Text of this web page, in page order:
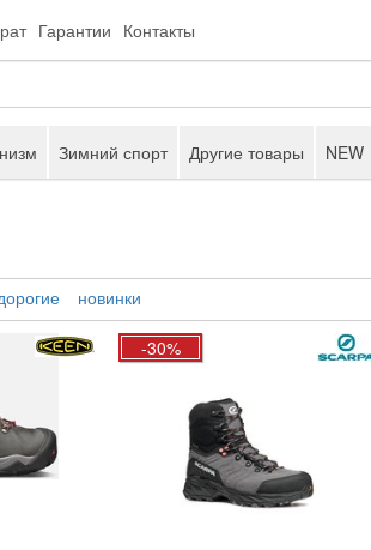
Гарантии Контакты
Зимний спорт Другие товары NEW
новинки
-30%